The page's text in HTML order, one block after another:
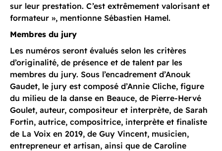
sur leur prestation. C’est extrêmement valorisant et
formateur », mentionne Sébastien Hamel.
Membres du jury
Les numéros seront évalués selon les critères
d’originalité, de présence et de talent par les
membres du jury. Sous l’encadrement d’Anouk
Gaudet, le jury est composé d’Annie Cliche, figure
du milieu de la danse en Beauce, de Pierre-Hervé
Goulet, auteur, compositeur et interprète, de Sarah
Fortin, autrice, compositrice, interprète et finaliste
de La Voix en 2019, de Guy Vincent, musicien,
entrepreneur et artisan, ainsi que de Caroline